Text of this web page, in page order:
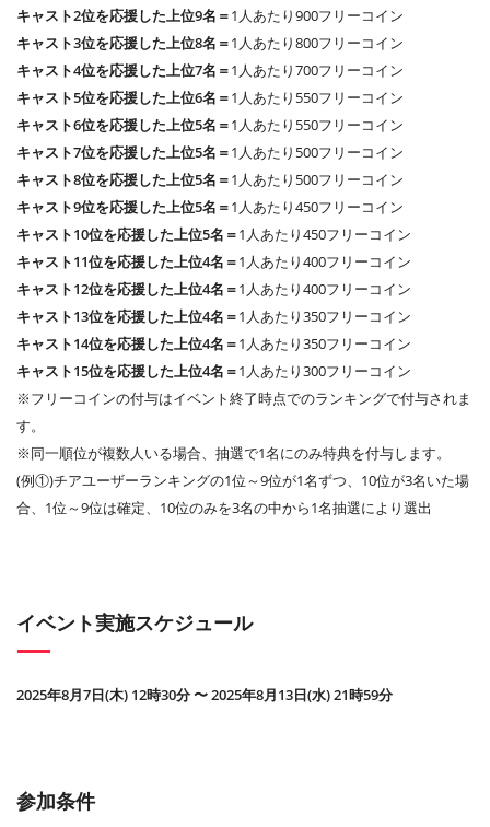
キャスト2位を応援した上位9名＝1人あたり900フリーコイン
キャスト3位を応援した上位8名＝1人あたり800フリーコイン
キャスト4位を応援した上位7名＝1人あたり700フリーコイン
キャスト5位を応援した上位6名＝1人あたり550フリーコイン
キャスト6位を応援した上位5名＝1人あたり550フリーコイン
キャスト7位を応援した上位5名＝1人あたり500フリーコイン
キャスト8位を応援した上位5名＝1人あたり500フリーコイン
キャスト9位を応援した上位5名＝1人あたり450フリーコイン
キャスト10位を応援した上位5名＝1人あたり450フリーコイン
キャスト11位を応援した上位4名＝1人あたり400フリーコイン
キャスト12位を応援した上位4名＝1人あたり400フリーコイン
キャスト13位を応援した上位4名＝1人あたり350フリーコイン
キャスト14位を応援した上位4名＝1人あたり350フリーコイン
キャスト15位を応援した上位4名＝1人あたり300フリーコイン
※フリーコインの付与はイベント終了時点でのランキングで付与されま
す。
※同一順位が複数人いる場合、抽選で1名にのみ特典を付与します。
(例①)チアユーザーランキングの1位～9位が1名ずつ、10位が3名いた場
合、1位～9位は確定、10位のみを3名の中から1名抽選により選出
イベント実施スケジュール
2025年8月7日(木) 12時30分 〜 2025年8月13日(水) 21時59分
参加条件